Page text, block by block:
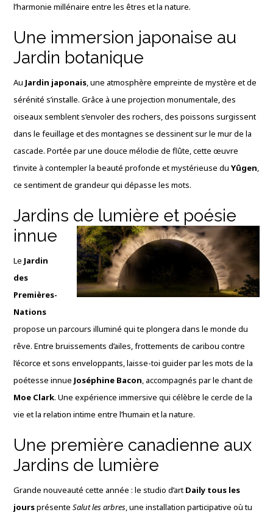
l’harmonie millénaire entre les êtres et la nature.
Une immersion japonaise au
Jardin botanique
Au Jardin japonais, une atmosphère empreinte de mystère et de
sérénité s’installe. Grâce à une projection monumentale, des
oiseaux semblent s’envoler des rochers, des poissons surgissent
dans le feuillage et des montagnes se dessinent sur le mur de la
cascade. Portée par une douce mélodie de flûte, cette œuvre
t’invite à contempler la beauté profonde et mystérieuse duYûgen,
ce sentiment de grandeur qui dépasse les mots.
Jardins de lumière et poésie
innue
Le Jardin
des
Premières-
Nations
propose un parcours illuminé qui te plongera dans le monde du
rêve. Entre bruissements d’ailes, frottements de caribou contre
l’écorce et sons enveloppants, laisse-toi guider par les mots de la
poétesse innue Joséphine Bacon, accompagnés par le chant de
Moe Clark. Une expérience immersive qui célèbre le cercle de la
vie et la relation intime entre l’humain et la nature.
Une première canadienne aux
Jardins de lumière
Grande nouveauté cette année : le studio d’art Daily tous les
joursprésenteSalut les arbres, une installation participative où tu